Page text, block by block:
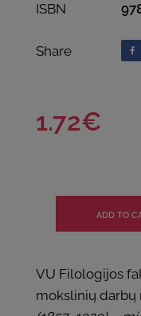
ISBN
Share
1.72€
VU Filologijos
mokslinių darbų